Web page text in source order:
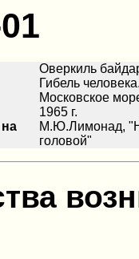
Оверкиль
Гибель
Московское
1965 г.
М.Ю.Лимонад,
головой"